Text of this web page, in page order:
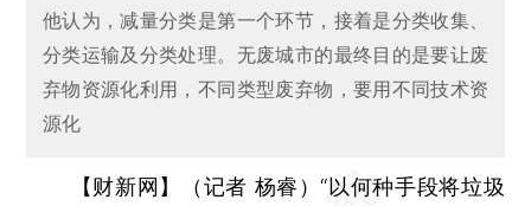
他认为，减量分类是第一个环节，接着是分类收集、
分类运输及分类处理。无废城市的最终目的是要让废
弃物资源化利用，不同类型废弃物，要用不同技术资
源化
【财新网】（记者 杨睿）“以何种手段将垃圾